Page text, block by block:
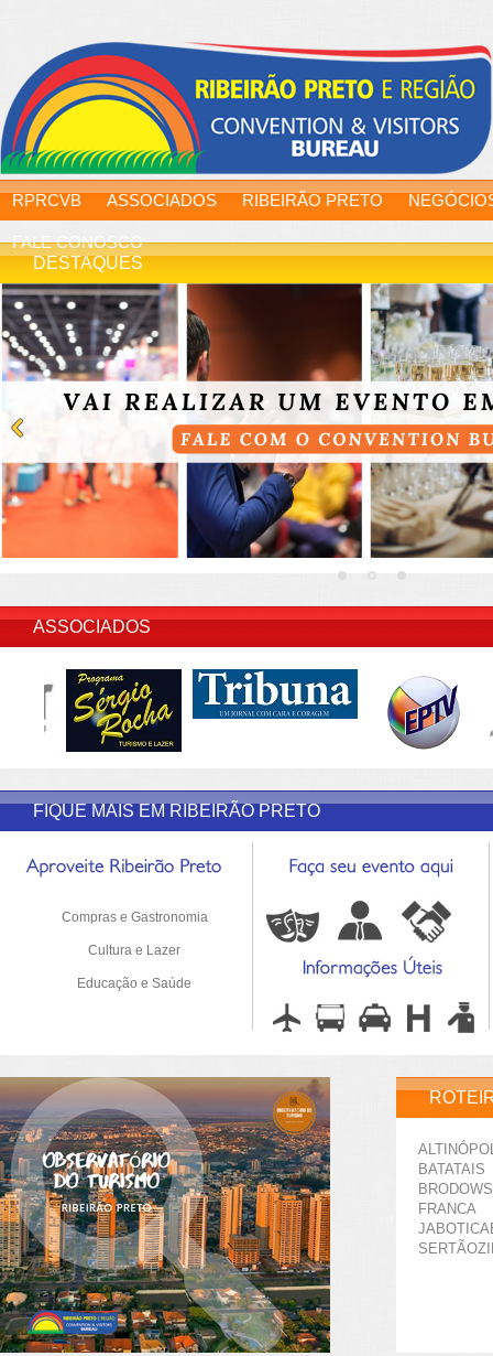
RPRCVB ASSOCIADOS RIBEIRÃO PRETO
FALE CONOSCO
DESTAQUES
ASSOCIADOS
FIQUE MAIS EM RIBEIRÃO PRETO
Compras e Gastronomia
Cultura e Lazer
Educação e Saúde
BATATAIS
FRANCA